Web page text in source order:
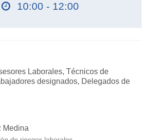
10:00 - 12:00
Laborales, Técnicos de
designados, Delegados de
Medina